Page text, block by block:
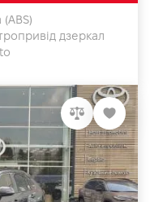
дзеркал